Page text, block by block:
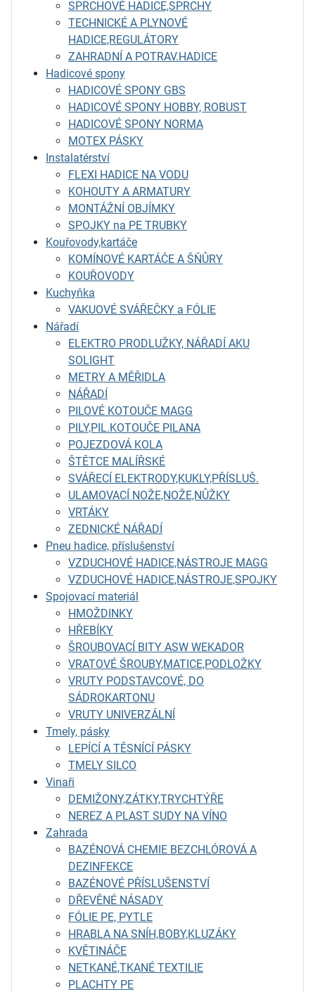
SPRCHOVÉ HADICE,SPRCHY
TECHNICKÉ A PLYNOVÉ
HADICE,REGULÁTORY
ZAHRADNÍ A POTRAV.HADICE
Hadicové spony
HADICOVÉ SPONY GBS
HADICOVÉ SPONY HOBBY, ROBUST
HADICOVÉ SPONY NORMA
MOTEX PÁSKY
Instalatérství
FLEXI HADICE NA VODU
KOHOUTY A ARMATURY
MONTÁŽNÍ OBJÍMKY
SPOJKY na PE TRUBKY
Kouřovody,kartáče
KOMÍNOVÉ KARTÁČE A ŠŇŮRY
KOUŘOVODY
Kuchyňka
VAKUOVÉ SVÁŘEČKY a FÓLIE
Nářadí
ELEKTRO PRODLUŽKY, NÁŘADÍ AKU
SOLIGHT
METRY A MĚŘIDLA
NÁŘADÍ
PILOVÉ KOTOUČE MAGG
PILY,PIL.KOTOUČE PILANA
POJEZDOVÁ KOLA
ŠTĚTCE MALÍŘSKÉ
SVÁŘECÍ ELEKTRODY,KUKLY,PŘÍSLUŠ.
ULAMOVACÍ NOŽE,NOŽE,NŮŽKY
VRTÁKY
ZEDNICKÉ NÁŘADÍ
Pneu hadice, příslušenství
VZDUCHOVÉ HADICE,NÁSTROJE MAGG
VZDUCHOVÉ HADICE,NÁSTROJE,SPOJKY
Spojovací materiál
HMOŽDINKY
HŘEBÍKY
ŠROUBOVACÍ BITY ASW WEKADOR
VRATOVÉ ŠROUBY,MATICE,PODLOŽKY
VRUTY PODSTAVCOVÉ, DO
SÁDROKARTONU
VRUTY UNIVERZÁLNÍ
Tmely, pásky
LEPÍCÍ A TĚSNÍCÍ PÁSKY
TMELY SILCO
Vinaři
DEMIŽONY,ZÁTKY,TRYCHTÝŘE
NEREZ A PLAST SUDY NA VÍNO
Zahrada
BAZÉNOVÁ CHEMIE BEZCHLÓROVÁ A
DEZINFEKCE
BAZÉNOVÉ PŘÍSLUŠENSTVÍ
DŘEVĚNÉ NÁSADY
FÓLIE PE, PYTLE
HRABLA NA SNÍH,BOBY,KLUZÁKY
KVĚTINÁČE
NETKANÉ,TKANÉ TEXTILIE
PLACHTY PE